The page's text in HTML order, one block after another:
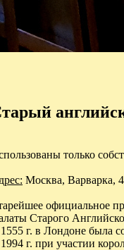
только
Москва, Варварка,
официальное
Старого
г. в Лондоне была
г. при участии